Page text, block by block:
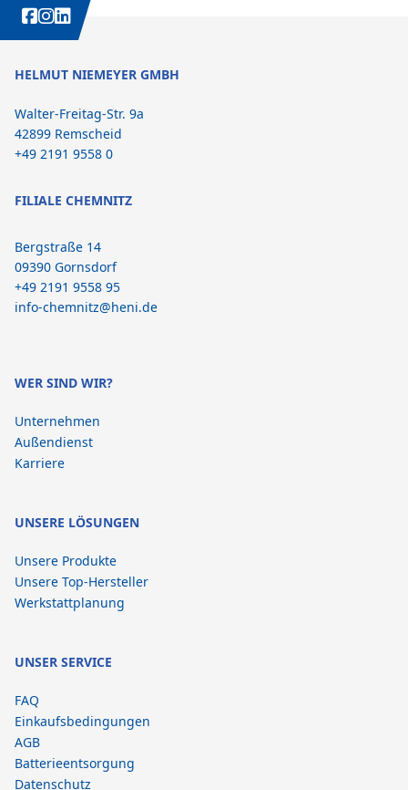
WEITERE INTERESSANTE INHALTE IMMER AUCH AUF:
HELMUT NIEMEYER GMBH
Walter-Freitag-Str. 9a
42899 Remscheid
+49 2191 9558 0
FILIALE CHEMNITZ
Bergstraße 14
09390 Gornsdorf
+49 2191 9558 95
info-chemnitz@heni.de
WER SIND WIR?
Unternehmen
Außendienst
Karriere
UNSERE LÖSUNGEN
Unsere Produkte
Unsere Top-Hersteller
Werkstattplanung
UNSER SERVICE
FAQ
Einkaufsbedingungen
AGB
Batterieentsorgung
Datenschutz